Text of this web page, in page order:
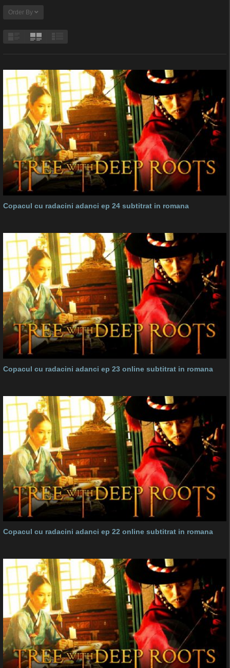
Order By
Copacul cu radacini adanci ep 24 subtitrat in romana
Copacul cu radacini adanci ep 23 online subtitrat in romana
Copacul cu radacini adanci ep 22 online subtitrat in romana